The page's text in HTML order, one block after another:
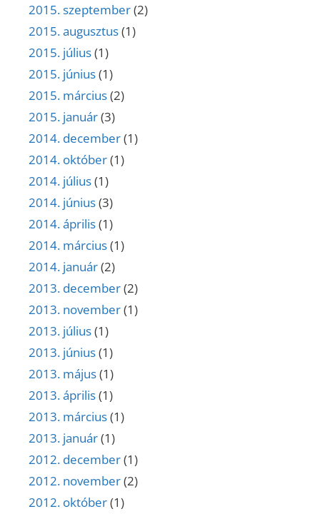
2015. szeptember(2)
2015. augusztus(1)
2015. július(1)
2015. június(1)
2015. március(2)
2015. január(3)
2014. december(1)
2014. október(1)
2014. július(1)
2014. június(3)
2014. április(1)
2014. március(1)
2014. január(2)
2013. december(2)
2013. november(1)
2013. július(1)
2013. június(1)
2013. május(1)
2013. április(1)
2013. március(1)
2013. január(1)
2012. december(1)
2012. november(2)
2012. október(1)